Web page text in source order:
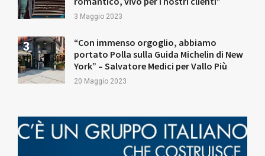
3 Maggio 2023
“Con immenso orgoglio, abbiamo
portato Polla sulla Guida Michelin di New
York” – Salvatore Medici per Vallo Più
20 Maggio 2023